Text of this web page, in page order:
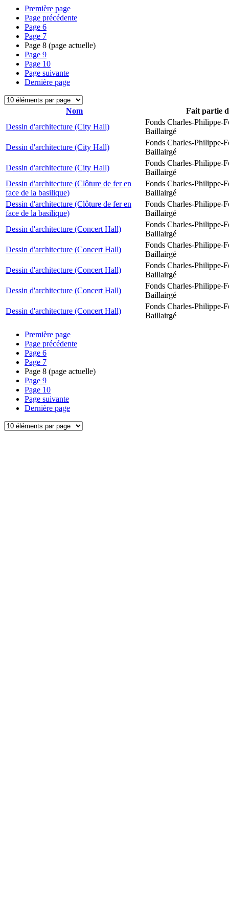
Première page
Page précédente
Page 6
Page 7
Page 8 (page actuelle)
Page 9
Page 10
Page suivante
Dernière page
Nom
Fait partie
Dessin d'architecture (City Hall)
Fonds Charles-Philippe-
Baillairgé
Dessin d'architecture (City Hall)
Fonds Charles-Philippe-
Baillairgé
Dessin d'architecture (City Hall)
Fonds Charles-Philippe-
Baillairgé
Dessin d'architecture (Clôture de fer en
face de la basilique)
Fonds Charles-Philippe-
Baillairgé
Dessin d'architecture (Clôture de fer en
face de la basilique)
Fonds Charles-Philippe-
Baillairgé
Dessin d'architecture (Concert Hall)
Fonds Charles-Philippe-
Baillairgé
Dessin d'architecture (Concert Hall)
Fonds Charles-Philippe-
Baillairgé
Dessin d'architecture (Concert Hall)
Fonds Charles-Philippe-
Baillairgé
Dessin d'architecture (Concert Hall)
Fonds Charles-Philippe-
Baillairgé
Dessin d'architecture (Concert Hall)
Fonds Charles-Philippe-
Baillairgé
Première page
Page précédente
Page 6
Page 7
Page 8 (page actuelle)
Page 9
Page 10
Page suivante
Dernière page